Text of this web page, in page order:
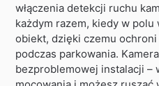
włączenia detekcji ruchu
każdym razem, kiedy w
obiekt, dzięki czemu
podczas parkowania.
bezproblemowej instalacji –